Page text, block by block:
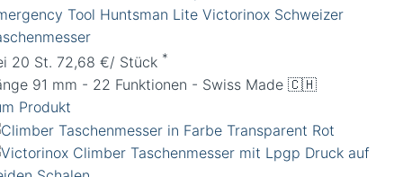
Tool Huntsman Lite Victorinox Schweizer
20 St. 72,68 €/ Stück *
91 mm - 22 Funktionen - Swiss Made 🇨🇭
Produkt